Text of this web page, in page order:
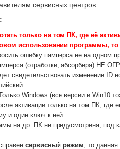
сервисных центров.
только на том ПК, где её
использовании программы, то
ошибку памперса не на одном
(отработки, абсорбера) НЕ
свидетельствовать изменение ID
Windows (все версии и Win10
активации только на том ПК, где
и один ключ к ней
на др. ПК не предусмотрена,
сервисный режим , то